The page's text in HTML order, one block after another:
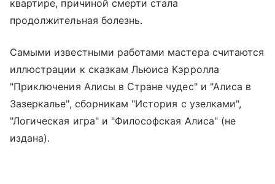
квартире, причиной смерти стала
продолжительная болезнь.
Самыми известными работами мастера считаются
иллюстрации к сказкам Льюиса Кэрролла
"Приключения Алисы в Стране чудес" и "Алиса в
Зазеркалье", сборникам "История с узелками",
"Логическая игра" и "Философская Алиса" (не
издана).